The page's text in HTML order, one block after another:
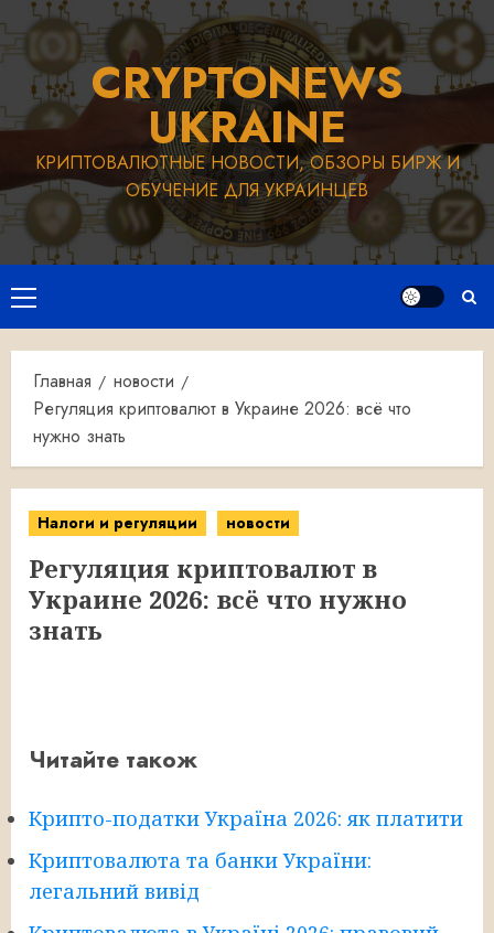
Перейти
к
содержимомуCRYPTONEWS
UKRAINE
КРИПТОВАЛЮТНЫЕ НОВОСТИ, ОБЗОРЫ БИРЖ И
ОБУЧЕНИЕ ДЛЯ УКРАИНЦЕВ
Основное
меню
Главная
новости
Регуляция криптовалют в Украине 2026: всё что
нужно знать
Налоги и регуляции новости
Регуляция криптовалют в
Украине 2026: всё что нужно
знать
Читайте також
Крипто-податки Україна 2026: як платити
Криптовалюта та банки України:
легальний вивід